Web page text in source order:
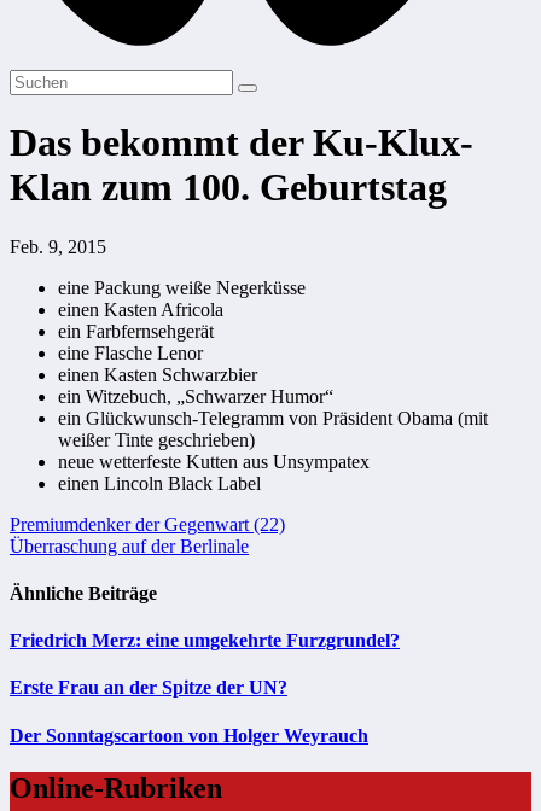
Das bekommt der Ku-Klux-
Klan zum 100. Geburtstag
Feb. 9, 2015
eine Packung weiße Negerküsse
einen Kasten Africola
ein Farbfernsehgerät
eine Flasche Lenor
einen Kasten Schwarzbier
ein Witzebuch, „Schwarzer Humor“
ein Glückwunsch-Telegramm von Präsident Obama (mit
weißer Tinte geschrieben)
neue wetterfeste Kutten aus Unsympatex
einen Lincoln Black Label
Beitragsnavigation
Premiumdenker der Gegenwart (22)
Überraschung auf der Berlinale
Ähnliche Beiträge
Friedrich Merz: eine umgekehrte Furzgrundel?
Erste Frau an der Spitze der UN?
Der Sonntagscartoon von Holger Weyrauch
Online-Rubriken